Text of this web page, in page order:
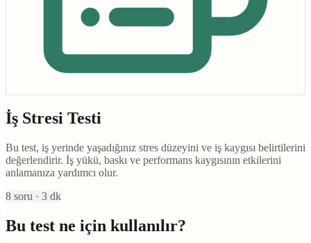
İş Stresi Testi
Bu test, iş yerinde yaşadığınız stres düzeyini ve iş kaygısı belirtilerini
değerlendirir. İş yükü, baskı ve performans kaygısının etkilerini
anlamanıza yardımcı olur.
8 soru · 3 dk
Bu test ne için kullanılır?